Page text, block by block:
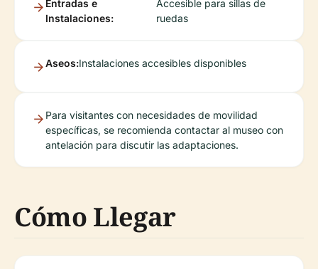
Entradas e
Instalaciones:
Accesible para sillas de
ruedas
Aseos:Instalaciones accesibles disponibles
Para visitantes con necesidades de movilidad
específicas, se recomienda contactar al museo con
antelación para discutir las adaptaciones.
Cómo Llegar